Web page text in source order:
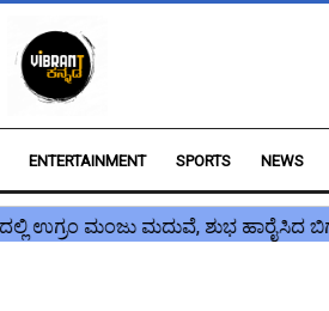
ENTERTAINMENT SPORTS NEWS